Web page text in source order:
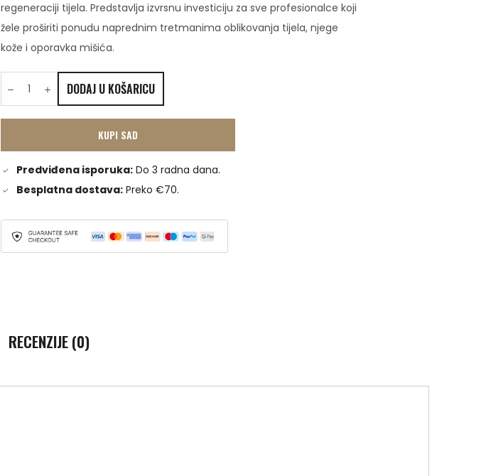
regeneraciji tijela. Predstavlja izvrsnu investiciju za sve profesionalce koji
žele proširiti ponudu naprednim tretmanima oblikovanja tijela, njege
kože i oporavka mišića.
DODAJ U KOŠARICU
KUPI SAD
Predviđena isporuka: Do 3 radna dana.
Besplatna dostava: Preko €70.
RECENZIJE (0)